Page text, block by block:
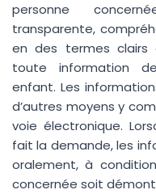
personne
transparente,
en des termes clairs
toute information
enfant. Les
d’autres moyens y
voie électronique.
fait la demande, les
oralement, à
concernée soit